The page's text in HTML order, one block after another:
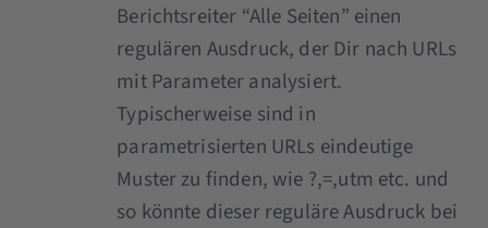
Berichtsreiter “Alle Seiten” einen
regulären Ausdruck, der Dir nach URLs
mit Parameter analysiert.
Typischerweise sind in
parametrisierten URLs eindeutige
Muster zu finden, wie ?,=,utm etc. und
so könnte dieser reguläre Ausdruck bei